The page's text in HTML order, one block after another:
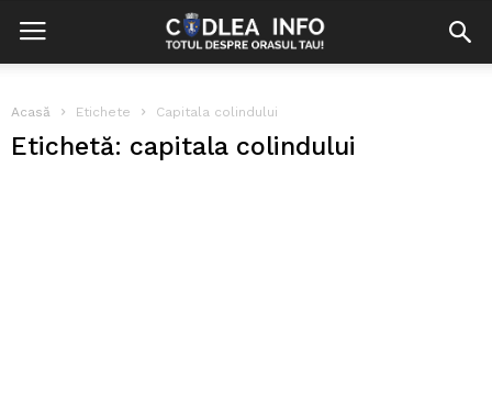
Acasă Etichete Capitala colindului
Etichetă: capitala colindului